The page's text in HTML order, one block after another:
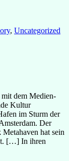
, Uncategorized
dem Medien-
Kultur
im Sturm der
Der
hat sein
[…] In ihren